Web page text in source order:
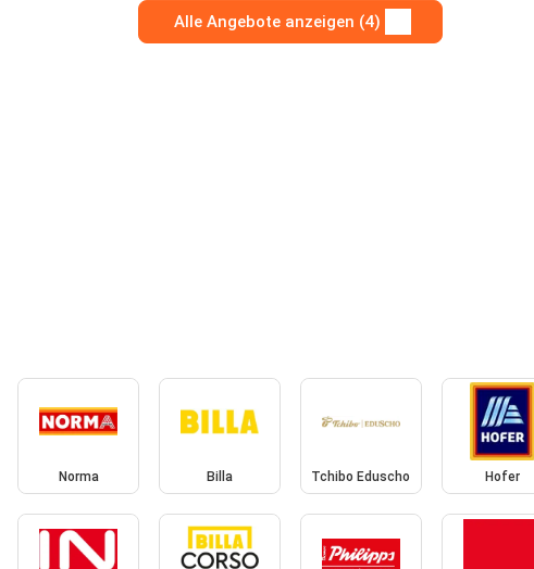
Alle Angebote anzeigen (4)
Norma Billa Tchibo Eduscho Hofer